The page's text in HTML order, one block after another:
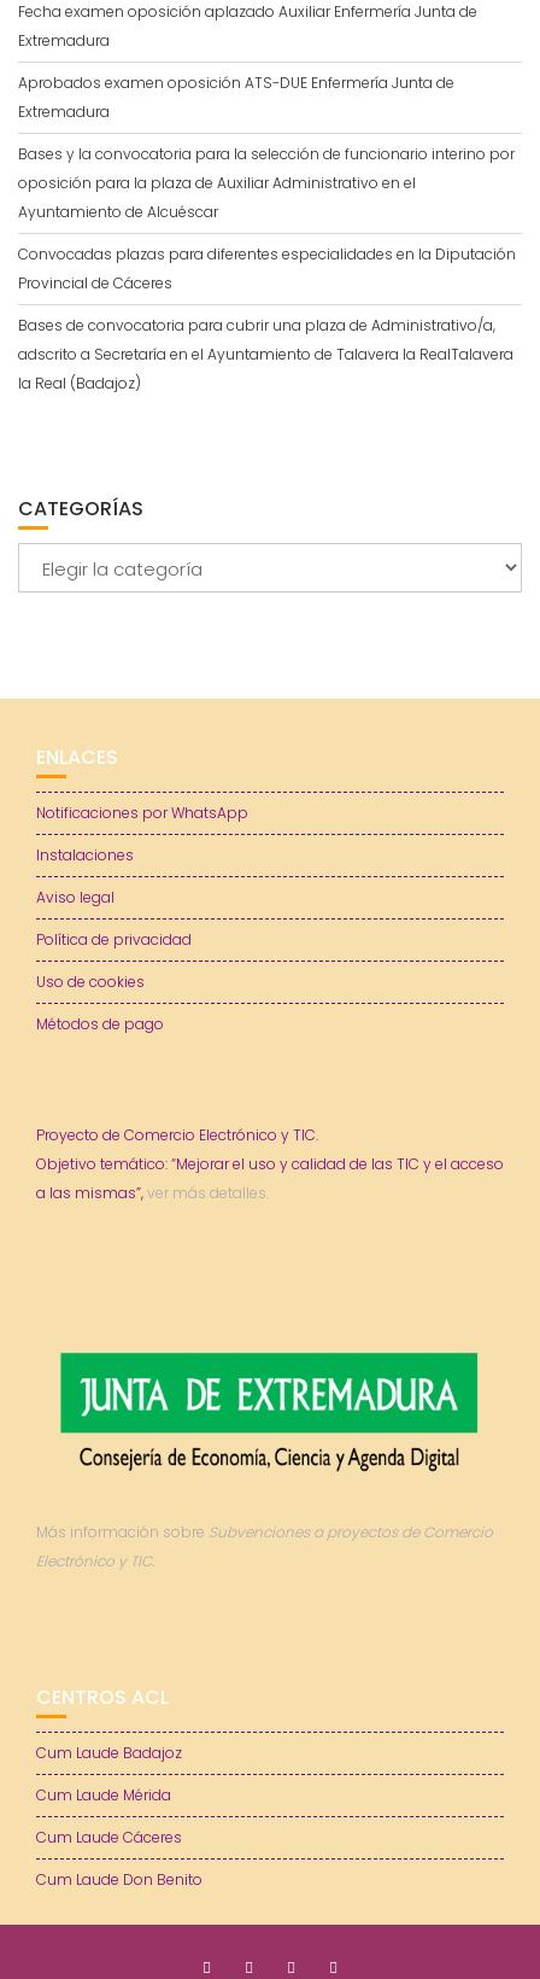
Fecha examen oposición aplazado Auxiliar Enfermería Junta de
Extremadura
Aprobados examen oposición ATS-DUE Enfermería Junta de
Extremadura
Bases y la convocatoria para la selección de funcionario interino por
oposición para la plaza de Auxiliar Administrativo en el
Ayuntamiento de Alcuéscar
Convocadas plazas para diferentes especialidades en la Diputación
Provincial de Cáceres
Bases de convocatoria para cubrir una plaza de Administrativo/a,
adscrito a Secretaría en el Ayuntamiento de Talavera la RealTalavera
la Real (Badajoz)
CATEGORÍAS
ENLACES
Notificaciones por WhatsApp
Instalaciones
Aviso legal
Política de privacidad
Uso de cookies
Métodos de pago
Proyecto de Comercio Electrónico y TIC.
Objetivo temático: “Mejorar el uso y calidad de las TIC y el acceso
a las mismas”,ver más detalles.
Más información sobre Subvenciones a proyectos de Comercio
Electrónico y TIC.
CENTROS ACL
Cum Laude Badajoz
Cum Laude Mérida
Cum Laude Cáceres
Cum Laude Don Benito